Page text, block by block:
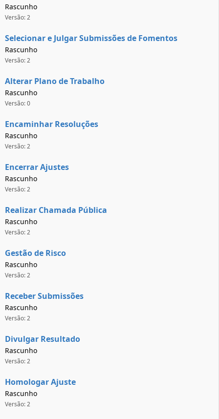
Rascunho
Versão: 2
Selecionar e Julgar Submissões de Fomentos
Rascunho
Versão: 2
Alterar Plano de Trabalho
Rascunho
Versão: 0
Encaminhar Resoluções
Rascunho
Versão: 2
Encerrar Ajustes
Rascunho
Versão: 2
Realizar Chamada Pública
Rascunho
Versão: 2
Gestão de Risco
Rascunho
Versão: 2
Receber Submissões
Rascunho
Versão: 2
Divulgar Resultado
Rascunho
Versão: 2
Homologar Ajuste
Rascunho
Versão: 2